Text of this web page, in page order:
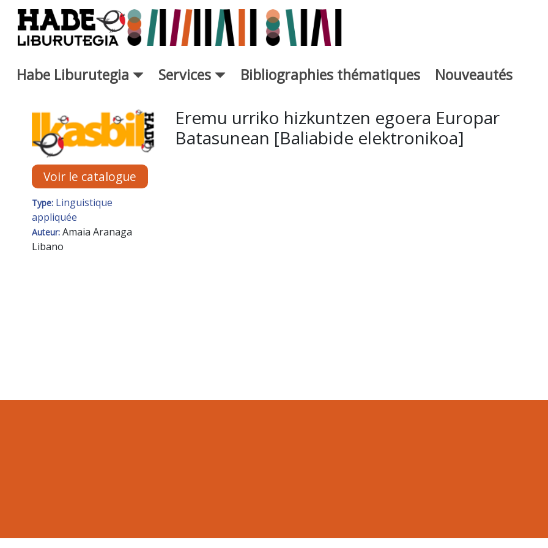
Saut au contenu principal
Habe Liburutegia Services Bibliographies thématiques Nouveautés
Fiche de Nouveaux Livres - Liburutegia
Voir le catalogue
Type: Linguistique
appliquée
Auteur: Amaia Aranaga
Libano
Eremu urriko hizkuntzen egoera Europar
Batasunean [Baliabide elektronikoa]